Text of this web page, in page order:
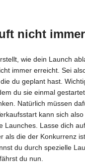
nicht
wie dein Launch
immer erreicht. Sei
du geplant hast.
du sie einmal
Natürlich müssen
kann sich
Launches. Lasse dich
als die der Konkurrenz ist.
du durch spezielle
du nun.